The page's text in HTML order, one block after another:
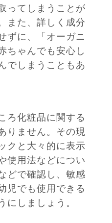
ってしまうことが
また、詳しく成分
ずに、「オーガニ
ちゃんでも安心し
でしまうこともあ
ろ化粧品に関する
りません。その現
クと大々的に表示
使用法などについ
どで確認し、敏感
児でも使用できる
にしましょう。